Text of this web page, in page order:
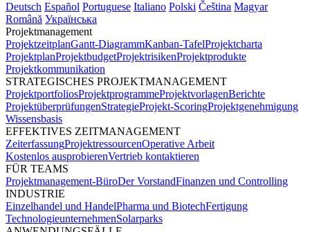
Deutsch Español Portuguese Italiano Polski Čeština Magyar
Română Українська
Projektmanagement
ProjektzeitplanGantt-DiagrammKanban-TafelProjektcharta
ProjektplanProjektbudgetProjektrisikenProjektprodukte
Projektkommunikation
STRATEGISCHES PROJEKTMANAGEMENT
ProjektportfoliosProjektprogrammeProjektvorlagenBerichte
ProjektüberprüfungenStrategieProjekt-ScoringProjektgenehmigung
Wissensbasis
EFFEKTIVES ZEITMANAGEMENT
ZeiterfassungProjektressourcenOperative Arbeit
Kostenlos ausprobierenVertrieb kontaktieren
FÜR TEAMS
Projektmanagement-BüroDer VorstandFinanzen und Controlling
INDUSTRIE
Einzelhandel und HandelPharma und BiotechFertigung
TechnologieunternehmenSolarparks